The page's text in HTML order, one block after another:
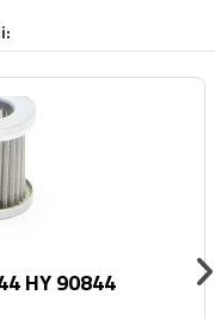
HY 90844